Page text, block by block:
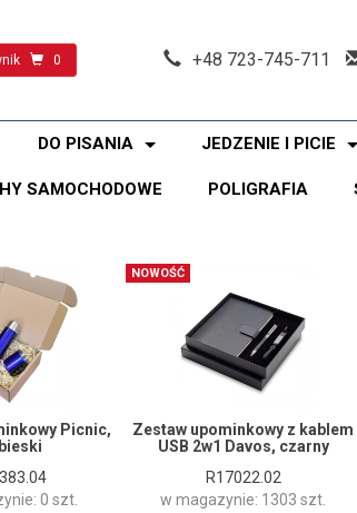
0 +48 723-745-711
DO PISANIA JEDZENIE I PICIE
SAMOCHODOWE POLIGRAFIA
Picnic,
0 szt.
NOWOŚĆ
Zestaw upominkowy z kablem
USB 2w1 Davos, czarny
R17022.02
w magazynie: 1303 szt.